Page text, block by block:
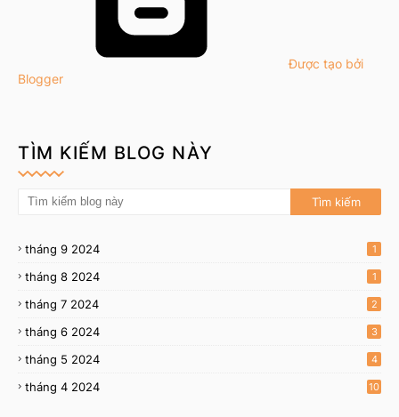
Được tạo bởi
Blogger
TÌM KIẾM BLOG NÀY
tháng 9 2024 1
tháng 8 2024 1
tháng 7 2024 2
tháng 6 2024 3
tháng 5 2024 4
tháng 4 2024 10